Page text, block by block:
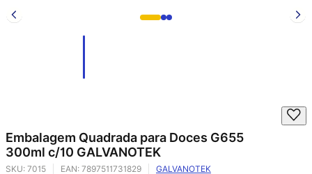
Embalagem Quadrada para Doces G655
300ml c/10 GALVANOTEK
SKU: 7015 EAN: 7897511731829 GALVANOTEK